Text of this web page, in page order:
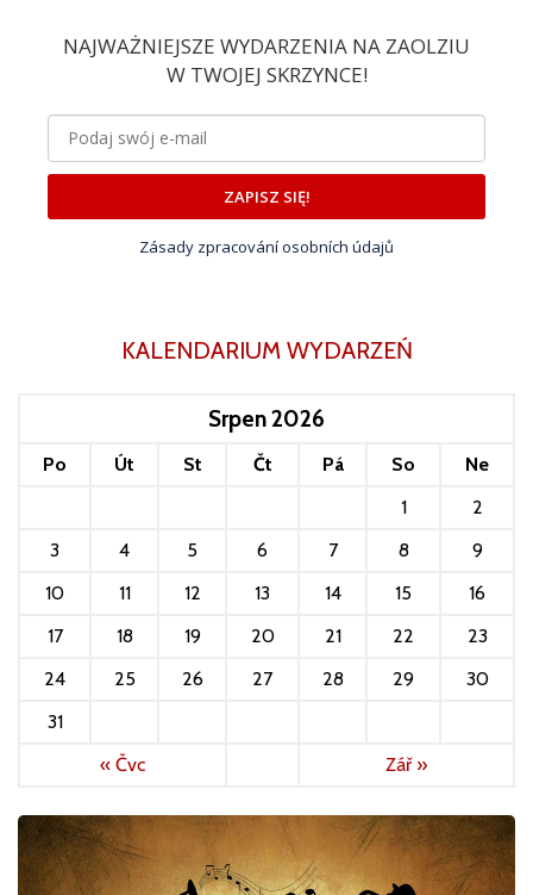
NAJWAŻNIEJSZE WYDARZENIA NA ZAOLZIU
W TWOJEJ SKRZYNCE!
ZAPISZ SIĘ!
Zásady zpracování osobních údajů
KALENDARIUM WYDARZEŃ
Srpen 2026
Po Út St Čt Pá So
Ne
1
2
3
4 5 6 7 8
9
10
11 12 13 14 15
16
17
18 19 20 21 22
23
24
25 26 27 28 29
30
31
« Čvc
Zář »